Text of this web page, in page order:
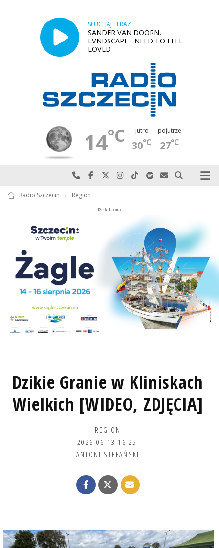
SŁUCHAJ TERAZ
SANDER VAN DOORN,
LVNDSCAPE - NEED TO FEEL
LOVED
14°C jutro
30°C
pojutrze
27°C
Najlepiej po prostu do nas zadzwoń
Odwiedź nas na Facebook-u
Odwiedź nas na X
Odwiedź nas na Instagram-ie
Odwiedź nas na TikTok-u
Szukaj nas na Spotify
Wyślij do nas
Szukaj
Radio Szczecin » Region
Autopromocja
Reklama
Dzikie Granie w Kliniskach
Wielkich [WIDEO, ZDJĘCIA]
REGION
2026-06-13 16:25
ANTONI STEFAŃSKI